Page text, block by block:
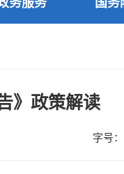
务服务 国务
》政策解读
字号：